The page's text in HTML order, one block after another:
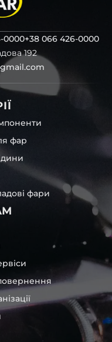
розбору фари
фари
,Suzuki,
із оригінальною
на сайті –
за допомогою
офісі та оптовому
недозволеного
розміщений водяний
ідентифікації.
використовувати
сайту.
скло чи корпус,
товару наші
перевіряють та
декілька шарів
плівку з
скло фари під
вірогідність
впливів під
та зовнішній вигляд
0000+38 066 426-0000
192
фар
фари